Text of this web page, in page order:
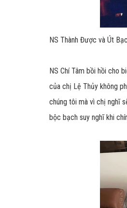
NS Thành Được và Út
NS Chí Tâm bồi hồi cho
của chị Lệ Thủy không
chúng tôi mà vì chị nghĩ
bộc bạch suy nghĩ khi